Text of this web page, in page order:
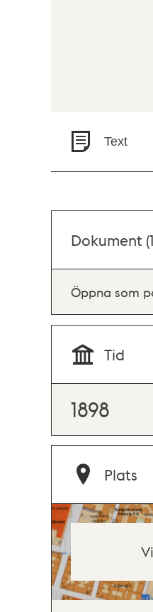
Text
Dokument
Öppna som
Tid
1898
Plats